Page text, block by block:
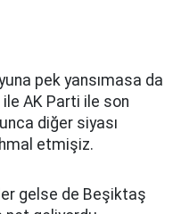
pek yansımasa da
ile AK Parti ile son
diğer siyası
etmişiz.
gelse de Beşiktaş